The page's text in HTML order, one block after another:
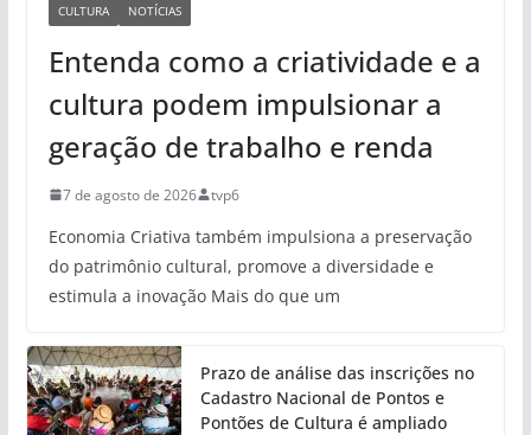
CULTURA NOTÍCIAS
Entenda como a criatividade e a
cultura podem impulsionar a
geração de trabalho e renda
7 de agosto de 2026 tvp6
Economia Criativa também impulsiona a preservação
do patrimônio cultural, promove a diversidade e
estimula a inovação Mais do que um
Prazo de análise das inscrições no
Cadastro Nacional de Pontos e
Pontões de Cultura é ampliado